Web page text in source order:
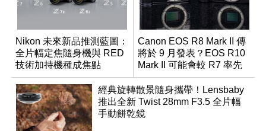
Nikon 未來新品推測藍圖：
全片幅定焦隨身機與 RED
技術加持機種成焦點
Canon EOS R8 Mark II 傳
將於 9 月發表？EOS R10
Mark II 可能會較 R7 率先
推出
經典旋轉散景隨身攜帶！Lensbaby
推出全新 Twist 28mm F3.5 全片幅
手動餅乾鏡